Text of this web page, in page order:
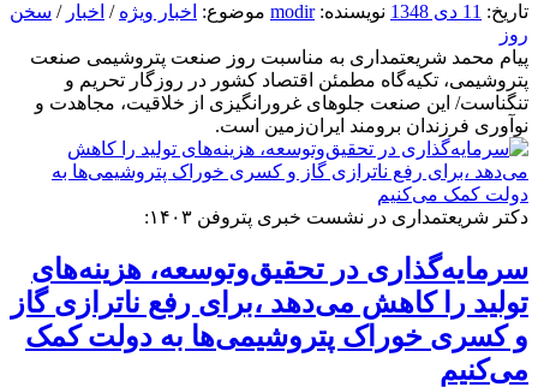
تاریخ: 11 دی 1348 نویسنده:modir موضوع: اخبار ویژه / اخبار / سخن
روز
پیام محمد شریعتمداری به مناسبت روز صنعت پتروشیمی صنعت
پتروشیمی، تکیه‌گاه مطمئن اقتصاد کشور در روزگار تحریم و
تنگناست/ این صنعت جلوهای غرورانگیزی از خلاقیت، مجاهدت و
نوآوری فرزندان برومند ایران‌زمین است.
دکتر شریعتمداری در نشست خبری پتروفن ۱۴۰۳:
سرمایه‌گذاری در تحقیق‌وتوسعه، هزینه‌های
تولید را کاهش می‌دهد ،برای رفع ناترازی گاز
و کسری خوراک پتروشیمی‌ها به دولت کمک
می‌کنیم